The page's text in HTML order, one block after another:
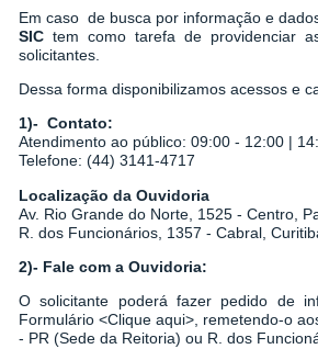
Em caso de busca por informação e
SICtem como tarefa de providenciar
solicitantes.
Dessa forma disponibilizamos acessos e
1)- Contato:
Atendimento ao público: 09:00 - 12:00 |
Telefone: (44) 3141-4717
Localização da Ouvidoria
Av. Rio Grande do Norte, 1525 - Centro,
R. dos Funcionários, 1357 - Cabral,
2)- Fale com a Ouvidoria:
O solicitante poderá fazer pedido de
Formulário <Clique aqui>, remetendo-o
- PR (Sede da Reitoria) ou R. dos